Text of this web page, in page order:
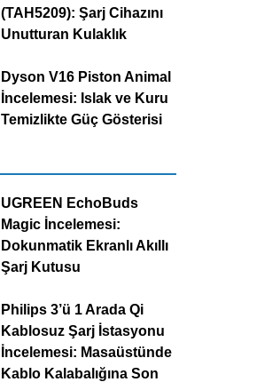
(TAH5209): Şarj Cihazını
Unutturan Kulaklık
Dyson V16 Piston Animal
İncelemesi: Islak ve Kuru
Temizlikte Güç Gösterisi
UGREEN EchoBuds
Magic İncelemesi:
Dokunmatik Ekranlı Akıllı
Şarj Kutusu
Philips 3’ü 1 Arada Qi
Kablosuz Şarj İstasyonu
İncelemesi: Masaüstünde
Kablo Kalabalığına Son